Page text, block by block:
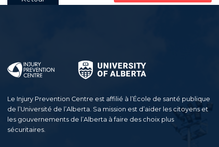
Le Injury Prevention Centre est affilié à l’École de santé publique
de l’Université de l’Alberta. Sa mission est d’aider les citoyens et
les gouvernements de l’Alberta à faire des choix plus
sécuritaires.